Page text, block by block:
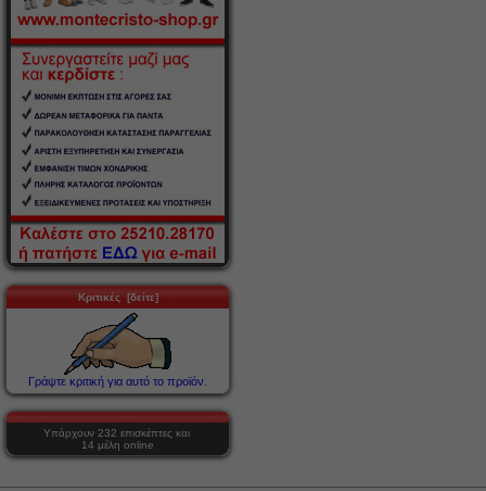
Κριτικές [δείτε]
Γράψτε κριτική για αυτό το προϊόν.
Υπάρχουν 232 επισκέπτες και
14 μέλη online